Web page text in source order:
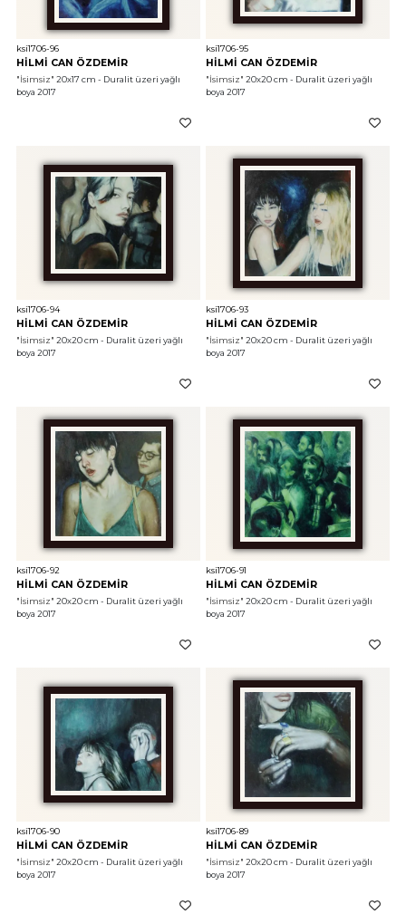
ksi1706-96
HİLMİ CAN ÖZDEMİR
"İsimsiz" 20x17 cm - Duralit üzeri yağlı
boya 2017
ksi1706-95
HİLMİ CAN ÖZDEMİR
"İsimsiz" 20x20 cm - Duralit üzeri yağlı
boya 2017
ksi1706-94
HİLMİ CAN ÖZDEMİR
"İsimsiz" 20x20 cm - Duralit üzeri yağlı
boya 2017
ksi1706-93
HİLMİ CAN ÖZDEMİR
"İsimsiz" 20x20 cm - Duralit üzeri yağlı
boya 2017
ksi1706-92
HİLMİ CAN ÖZDEMİR
"İsimsiz" 20x20 cm - Duralit üzeri yağlı
boya 2017
ksi1706-91
HİLMİ CAN ÖZDEMİR
"İsimsiz" 20x20 cm - Duralit üzeri yağlı
boya 2017
ksi1706-90
HİLMİ CAN ÖZDEMİR
"İsimsiz" 20x20 cm - Duralit üzeri yağlı
boya 2017
ksi1706-89
HİLMİ CAN ÖZDEMİR
"İsimsiz" 20x20 cm - Duralit üzeri yağlı
boya 2017